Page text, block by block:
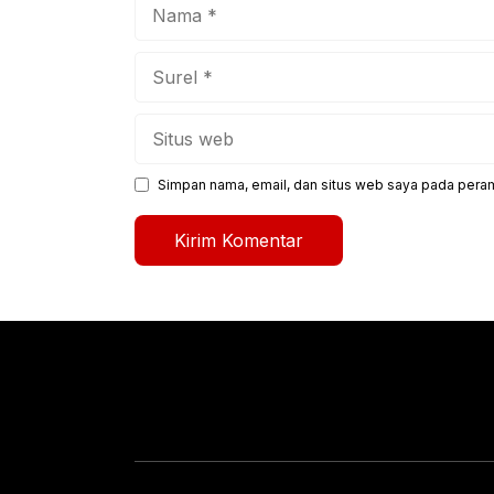
Simpan nama, email, dan situs web saya pada